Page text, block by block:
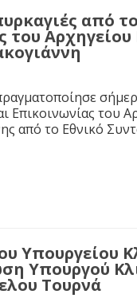
από
του
Επικοινωνίας του
από το Εθνικό
Υπουργείου
Υπουργού
Τουρνά